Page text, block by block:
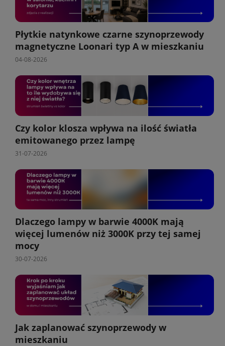
Płytkie natynkowe czarne szynoprzewody
magnetyczne Loonari typ A w mieszkaniu
04-08-2026
Czy kolor klosza wpływa na ilość światła
emitowanego przez lampę
31-07-2026
Dlaczego lampy w barwie 4000K mają
więcej lumenów niż 3000K przy tej samej
mocy
30-07-2026
Jak zaplanować szynoprzewody w
mieszkaniu